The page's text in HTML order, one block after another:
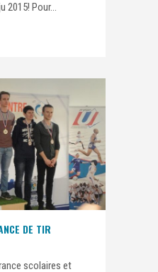
2015! Pour...
DE TIR
scolaires et